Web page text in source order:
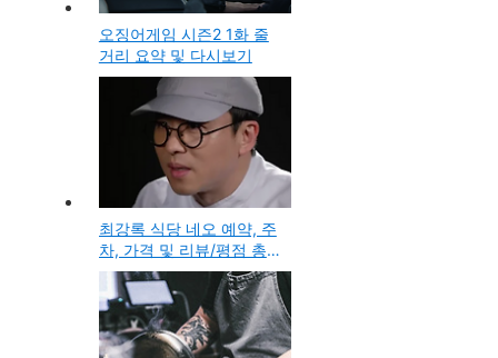
오징어게임 시즌2 1화 줄
거리 요약 및 다시보기
최강록 식당 네오 예약, 주
차, 가격 및 리뷰/평점 총
정리(식당 네오)